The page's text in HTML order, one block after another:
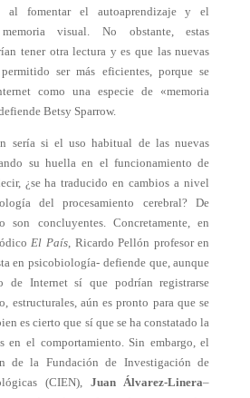
al fomentar el autoaprendizaje y el
visual. No obstante, estas
tener otra lectura y es que las nuevas
ser más eficientes, porque se
como una especie de «memoria
Betsy Sparrow.
sería si el uso habitual de las nuevas
su huella en el funcionamiento de
¿se ha traducido en cambios a nivel
del procesamiento cerebral? De
concluyentes. Concretamente, en
El País, Ricardo Pellón profesor en
en psicobiología- defiende que, aunque
Internet sí que podrían registrarse
estructurales, aún es pronto para que se
es cierto que sí que se ha constatado la
en el comportamiento. Sin embargo, el
de la Fundación de Investigación de
(CIEN), Juan Álvarez-Linera–